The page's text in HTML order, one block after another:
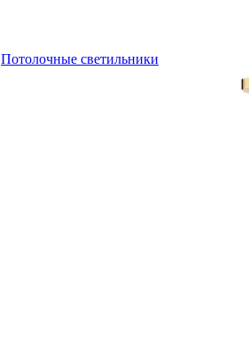
Потолочные светильники